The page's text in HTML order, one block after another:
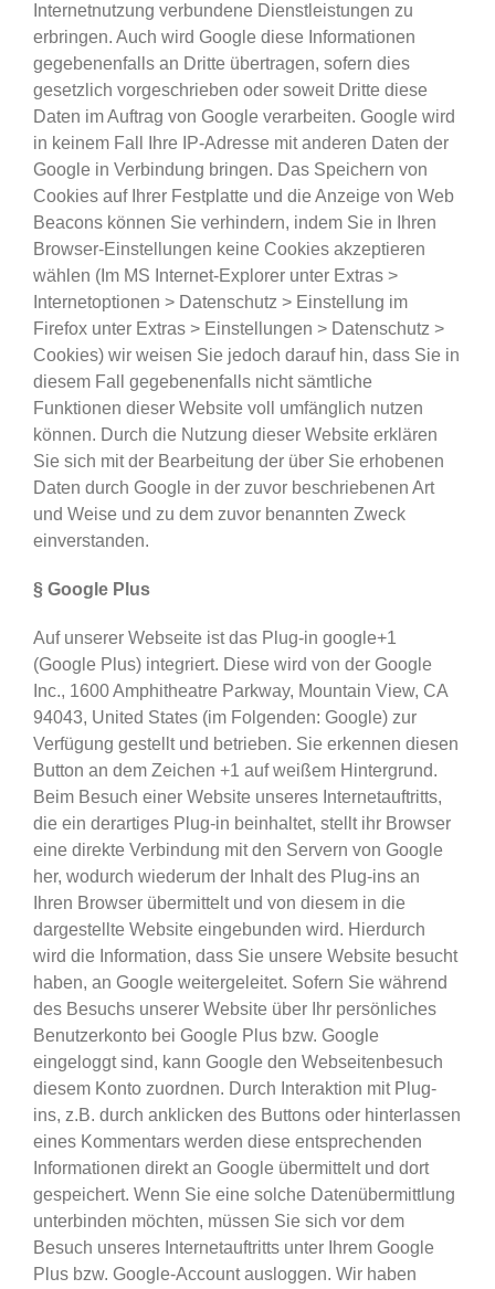
Internetnutzung verbundene Dienstleistungen zu
erbringen. Auch wird Google diese Informationen
gegebenenfalls an Dritte übertragen, sofern dies
gesetzlich vorgeschrieben oder soweit Dritte diese
Daten im Auftrag von Google verarbeiten. Google wird
in keinem Fall Ihre IP-Adresse mit anderen Daten der
Google in Verbindung bringen. Das Speichern von
Cookies auf Ihrer Festplatte und die Anzeige von Web
Beacons können Sie verhindern, indem Sie in Ihren
Browser-Einstellungen keine Cookies akzeptieren
wählen (Im MS Internet-Explorer unter Extras >
Internetoptionen > Datenschutz > Einstellung im
Firefox unter Extras > Einstellungen > Datenschutz >
Cookies) wir weisen Sie jedoch darauf hin, dass Sie in
diesem Fall gegebenenfalls nicht sämtliche
Funktionen dieser Website voll umfänglich nutzen
können. Durch die Nutzung dieser Website erklären
Sie sich mit der Bearbeitung der über Sie erhobenen
Daten durch Google in der zuvor beschriebenen Art
und Weise und zu dem zuvor benannten Zweck
einverstanden.
§ Google Plus
Auf unserer Webseite ist das Plug-in google+1
(Google Plus) integriert. Diese wird von der Google
Inc., 1600 Amphitheatre Parkway, Mountain View, CA
94043, United States (im Folgenden: Google) zur
Verfügung gestellt und betrieben. Sie erkennen diesen
Button an dem Zeichen +1 auf weißem Hintergrund.
Beim Besuch einer Website unseres Internetauftritts,
die ein derartiges Plug-in beinhaltet, stellt ihr Browser
eine direkte Verbindung mit den Servern von Google
her, wodurch wiederum der Inhalt des Plug-ins an
Ihren Browser übermittelt und von diesem in die
dargestellte Website eingebunden wird. Hierdurch
wird die Information, dass Sie unsere Website besucht
haben, an Google weitergeleitet. Sofern Sie während
des Besuchs unserer Website über Ihr persönliches
Benutzerkonto bei Google Plus bzw. Google
eingeloggt sind, kann Google den Webseitenbesuch
diesem Konto zuordnen. Durch Interaktion mit Plug-
ins, z.B. durch anklicken des Buttons oder hinterlassen
eines Kommentars werden diese entsprechenden
Informationen direkt an Google übermittelt und dort
gespeichert. Wenn Sie eine solche Datenübermittlung
unterbinden möchten, müssen Sie sich vor dem
Besuch unseres Internetauftritts unter Ihrem Google
Plus bzw. Google-Account ausloggen. Wir haben